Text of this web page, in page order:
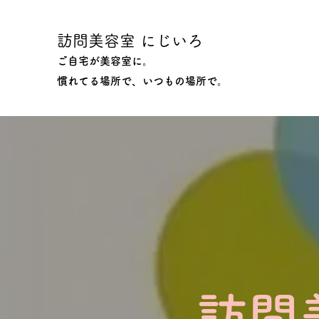
訪問美容室 にじいろ
ご自宅が美容室に。
​慣れてる場所で、いつもの場所で。